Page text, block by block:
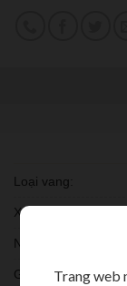
Loại vang:
Xuất xứ:
Niên vụ:
Giống nho:Trang web